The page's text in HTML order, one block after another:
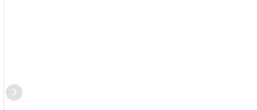
LG OLED55C56LB
4K TV (2025)